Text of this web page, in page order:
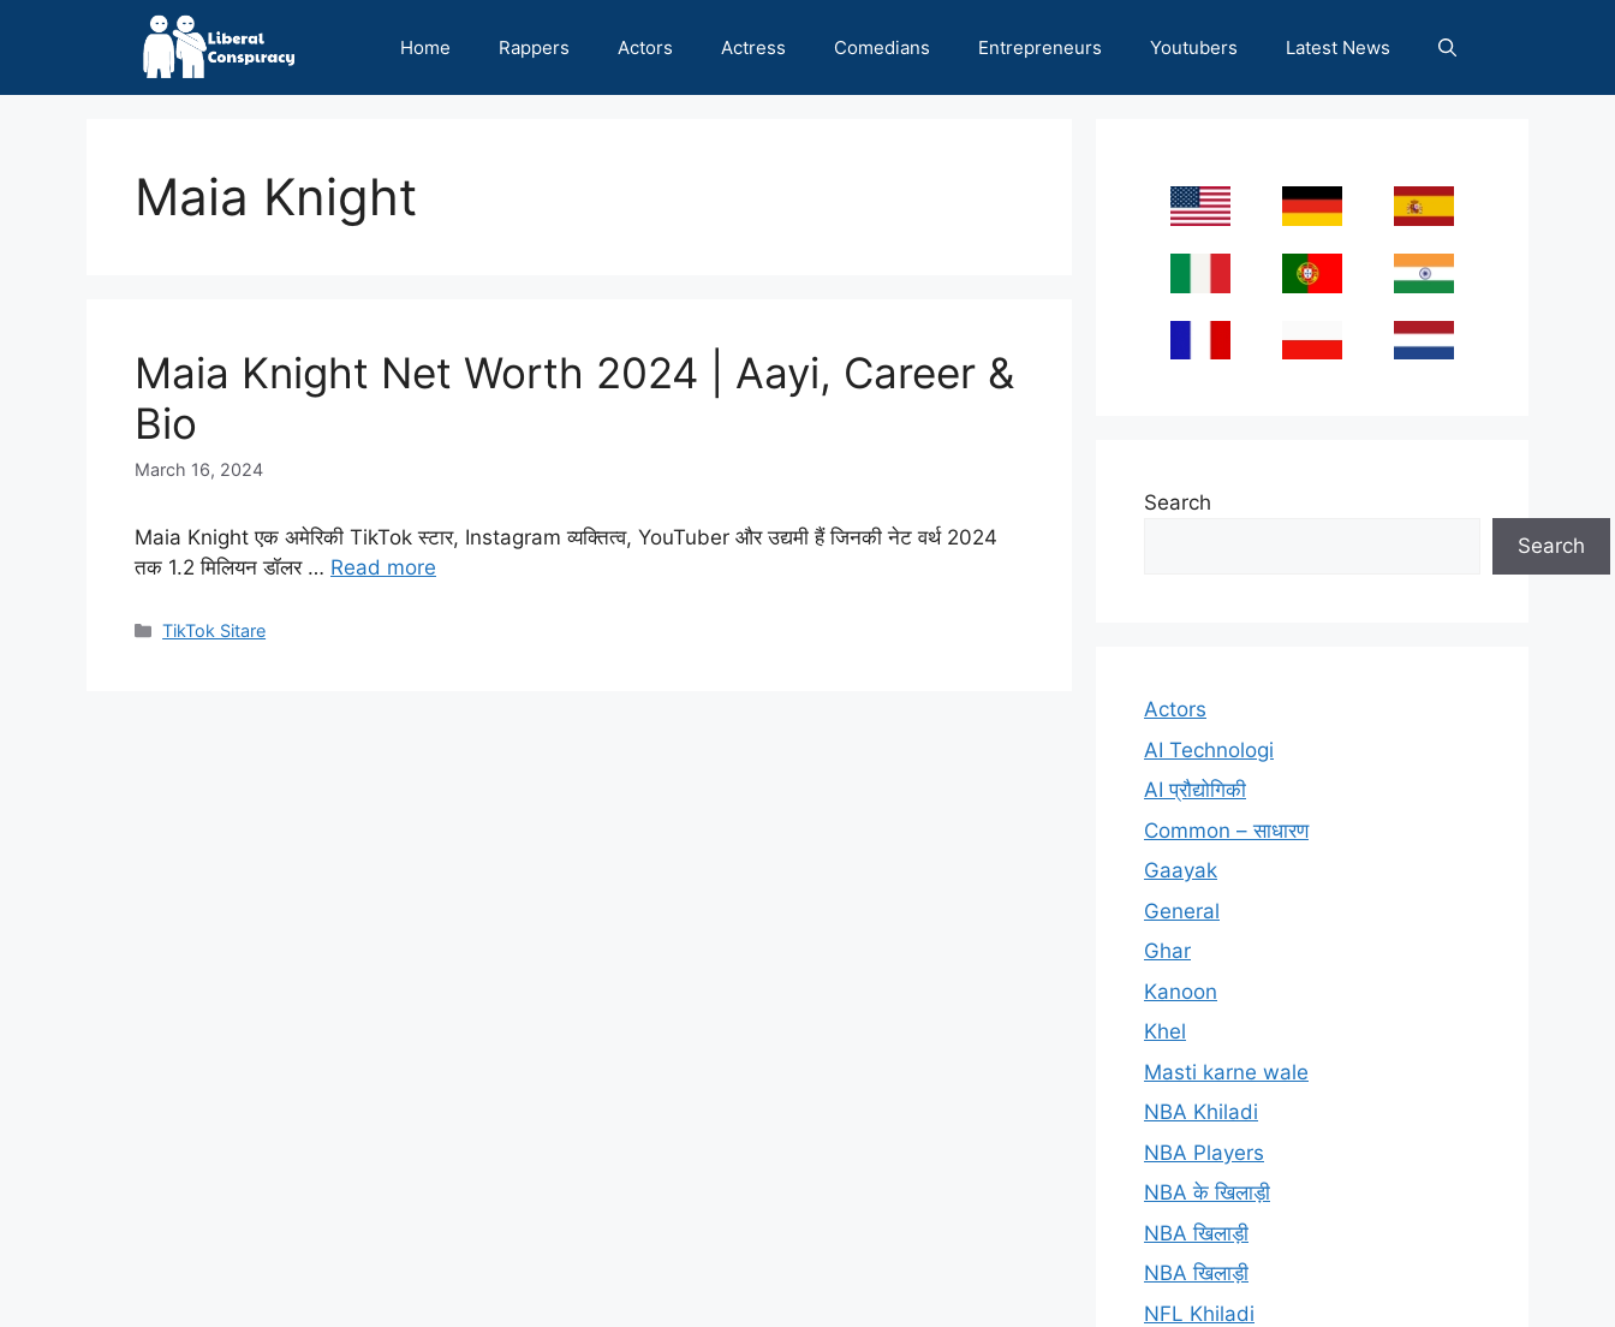
Home Rappers Actors Actress Comedians Entrepreneurs Youtubers Latest News
Maia Knight
Maia Knight Net Worth 2024 | Aayi, Career &
Bio
March 16, 2024
Maia Knight एक अमेरिकी TikTok स्टार, Instagram व्यक्तित्व, YouTuber और उद्यमी हैं जिनकी नेट वर्थ 2024
तक 1.2 मिलियन डॉलर … Read more
Categories
TikTok Sitare
Search
Search
Actors
AI Technologi
AI प्रौद्योगिकी
Common – साधारण
Gaayak
General
Ghar
Kanoon
Khel
Masti karne wale
NBA Khiladi
NBA Players
NBA के खिलाड़ी
NBA खिलाड़ी
NBA खिलाड़ी
NFL Khiladi